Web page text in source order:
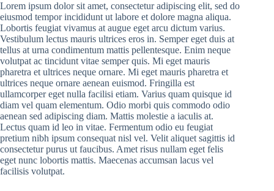
Lorem ipsum dolor sit amet, consectetur adipiscing elit, sed do
eiusmod tempor incididunt ut labore et dolore magna aliqua.
Lobortis feugiat vivamus at augue eget arcu dictum varius.
Vestibulum lectus mauris ultrices eros in. Semper eget duis at
tellus at urna condimentum mattis pellentesque. Enim neque
volutpat ac tincidunt vitae semper quis. Mi eget mauris
pharetra et ultrices neque ornare. Mi eget mauris pharetra et
ultrices neque ornare aenean euismod. Fringilla est
ullamcorper eget nulla facilisi etiam. Varius quam quisque id
diam vel quam elementum. Odio morbi quis commodo odio
aenean sed adipiscing diam. Mattis molestie a iaculis at.
Lectus quam id leo in vitae. Fermentum odio eu feugiat
pretium nibh ipsum consequat nisl vel. Velit aliquet sagittis id
consectetur purus ut faucibus. Amet risus nullam eget felis
eget nunc lobortis mattis. Maecenas accumsan lacus vel
facilisis volutpat.